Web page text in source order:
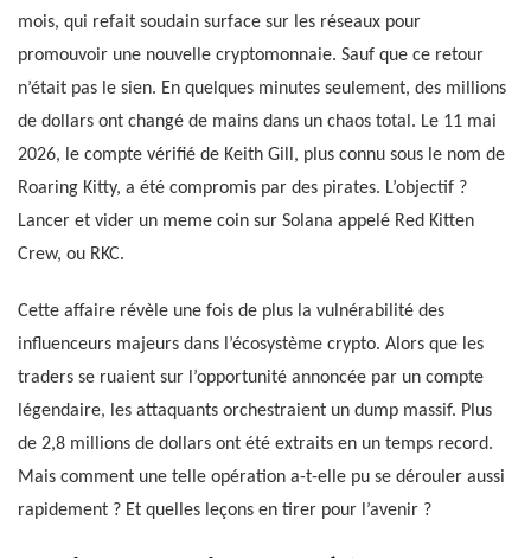
mois, qui refait soudain surface sur les réseaux pour
promouvoir une nouvelle cryptomonnaie. Sauf que ce retour
n’était pas le sien. En quelques minutes seulement, des millions
de dollars ont changé de mains dans un chaos total. Le 11 mai
2026, le compte vérifié de Keith Gill, plus connu sous le nom de
Roaring Kitty, a été compromis par des pirates. L’objectif ?
Lancer et vider un meme coin sur Solana appelé Red Kitten
Crew, ou RKC.
Cette affaire révèle une fois de plus la vulnérabilité des
influenceurs majeurs dans l’écosystème crypto. Alors que les
traders se ruaient sur l’opportunité annoncée par un compte
légendaire, les attaquants orchestraient un dump massif. Plus
de 2,8 millions de dollars ont été extraits en un temps record.
Mais comment une telle opération a-t-elle pu se dérouler aussi
rapidement ? Et quelles leçons en tirer pour l’avenir ?